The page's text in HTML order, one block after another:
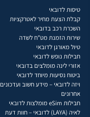
טיסות לדובאי
קבלת הצעת מחיר לאטרקציות
השכרת רכב בדובאי
שירות הזמנת מט"ח לשדה
טיול מאורגן לדובאי
חבילות נופש לדובאי
אזורי לינה מומלצים בדובאי
ביטוח נסיעות מיוחד לדובאי
ויזה לדובאי – מידע חשוב ועדכונים
אחרונים
חבילות eSim מומלצות לדובאי
לאיה (LAYA) לדובאי – חוות דעת